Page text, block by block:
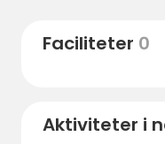
största
Linköpingoch
Faciliteter 0
Aktiviteter i